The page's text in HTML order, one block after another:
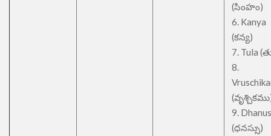
(సింహం)
6. Kanya
(కన్య)
7. Tula
8.
9.
(ధనస్సు)